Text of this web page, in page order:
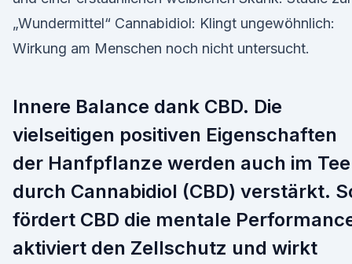
„Wundermittel“ Cannabidiol: Klingt ungewöhnlich:
Wirkung am Menschen noch nicht untersucht.
Innere Balance dank CBD. Die
vielseitigen positiven Eigenschaften
der Hanfpflanze werden auch im Tee
durch Cannabidiol (CBD) verstärkt.
fördert CBD die mentale
aktiviert den Zellschutz und wirkt